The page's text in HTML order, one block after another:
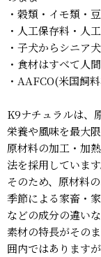
・穀類・イモ類・
・人工保存料・人
・子犬からシニア
・食材はすべて人
・AAFCO(米国飼
K9ナチュラルは、
栄養や風味を最大限
原材料の加工・加
法を採用しています
そのため、原材料
季節による家畜・
などの成分の違いな
素材の特長がその
囲内ではありますが